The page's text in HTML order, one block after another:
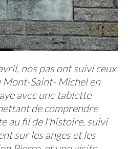
nos pas ont suivi ceux
Mont-Saint- Michel en
avec une tablette
de comprendre
au fil de l’histoire, suivi
sur les anges et les